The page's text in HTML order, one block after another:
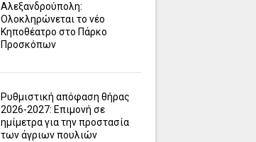
Αλεξανδρούπολη:
Ολοκληρώνεται το νέο
Κηποθέατρο στο Πάρκο
Προσκόπων
Ρυθμιστική απόφαση θήρας
2026-2027: Επιμονή σε
ημίμετρα για την προστασία
των άγριων πουλιών